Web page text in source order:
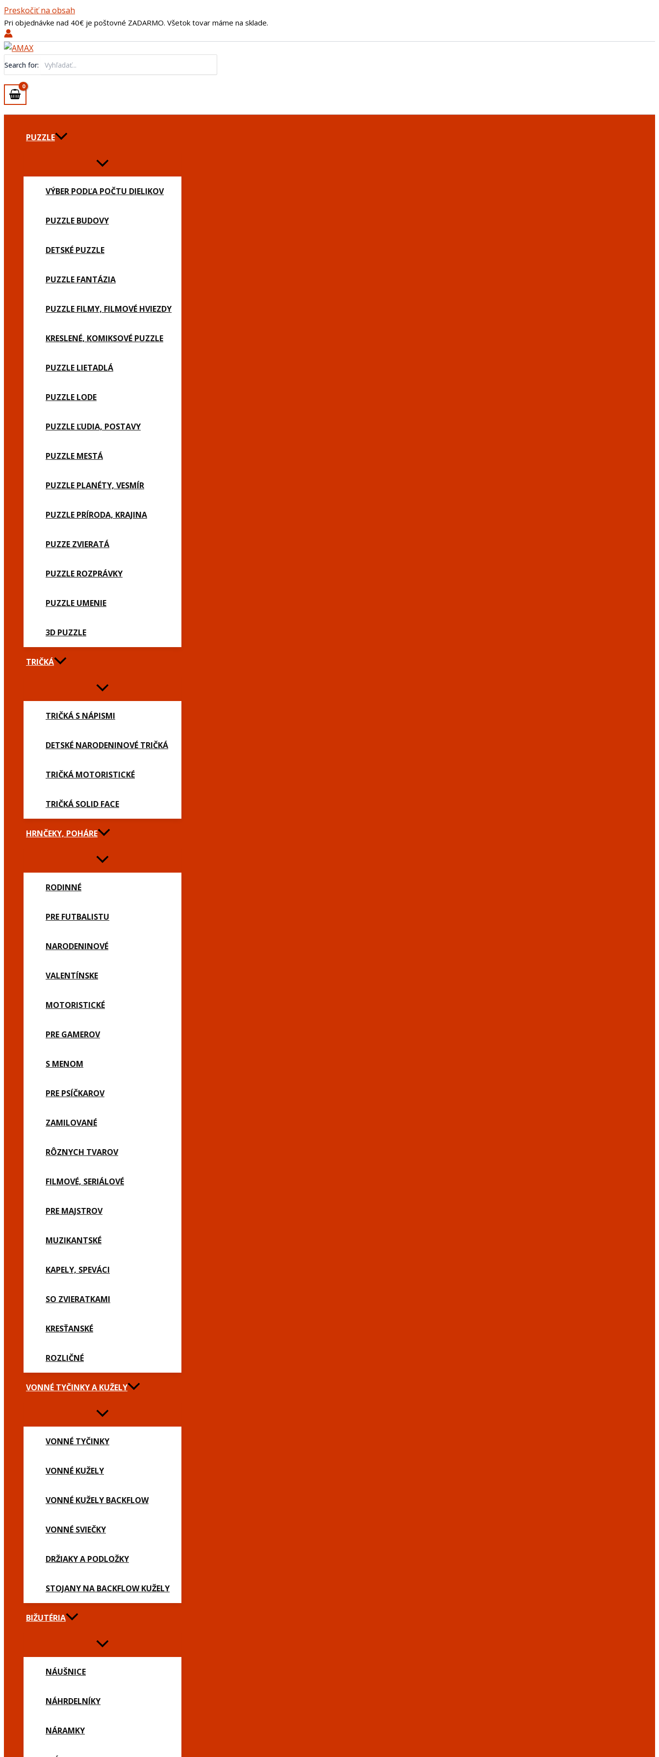
Preskočiť na obsah
Pri objednávke nad 40€ je poštovné ZADARMO. Všetok tovar máme na sklade.
Search for:
PUZZLE
VÝBER PODĽA POČTU DIELIKOV
PUZZLE BUDOVY
DETSKÉ PUZZLE
PUZZLE FANTÁZIA
PUZZLE FILMY, FILMOVÉ HVIEZDY
KRESLENÉ, KOMIKSOVÉ PUZZLE
PUZZLE LIETADLÁ
PUZZLE LODE
PUZZLE ĽUDIA, POSTAVY
PUZZLE MESTÁ
PUZZLE PLANÉTY, VESMÍR
PUZZLE PRÍRODA, KRAJINA
PUZZE ZVIERATÁ
PUZZLE ROZPRÁVKY
PUZZLE UMENIE
3D PUZZLE
TRIČKÁ
TRIČKÁ S NÁPISMI
DETSKÉ NARODENINOVÉ TRIČKÁ
TRIČKÁ MOTORISTICKÉ
TRIČKÁ SOLID FACE
HRNČEKY, POHÁRE
RODINNÉ
PRE FUTBALISTU
NARODENINOVÉ
VALENTÍNSKE
MOTORISTICKÉ
PRE GAMEROV
S MENOM
PRE PSÍČKAROV
ZAMILOVANÉ
RÔZNYCH TVAROV
FILMOVÉ, SERIÁLOVÉ
PRE MAJSTROV
MUZIKANTSKÉ
KAPELY, SPEVÁCI
SO ZVIERATKAMI
KRESŤANSKÉ
ROZLIČNÉ
VONNÉ TYČINKY A KUŽELY
VONNÉ TYČINKY
VONNÉ KUŽELY
VONNÉ KUŽELY BACKFLOW
VONNÉ SVIEČKY
DRŽIAKY A PODLOŽKY
STOJANY NA BACKFLOW KUŽELY
BIŽUTÉRIA
NÁUŠNICE
NÁHRDELNÍKY
NÁRAMKY